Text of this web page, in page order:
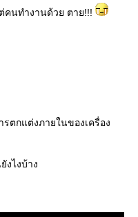
นทำงานด้วย ตาย!!!
ตกแต่งภายในของเครื่อง
งไงบ้าง